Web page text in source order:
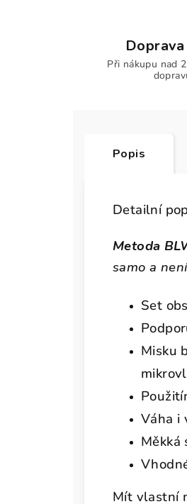
Při nákupu nad
Popis
Detailní
Metoda
samo a
Set
Misku
Váha i
Měkká
Mít vlastní